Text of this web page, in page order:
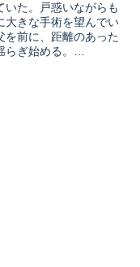
いた。戸惑いながらも
大きな手術を望んでい
を前に、距離のあった
ぎ始める。
）